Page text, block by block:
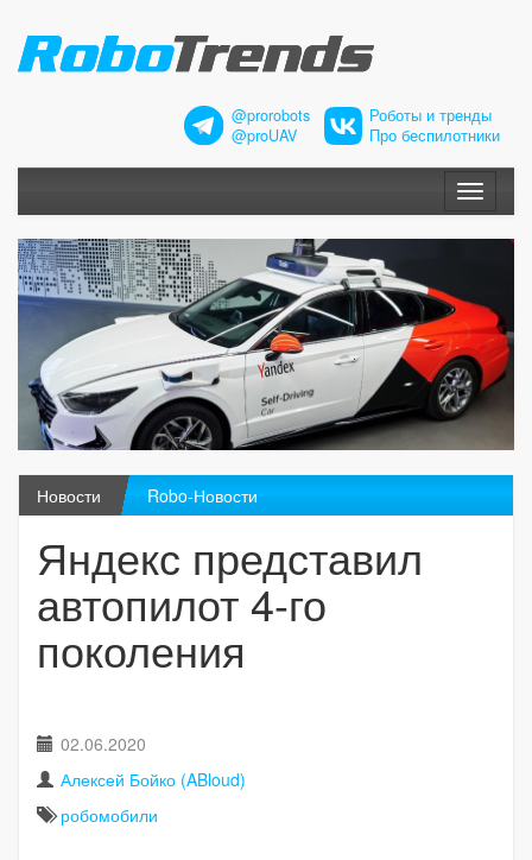
@prorobots
@proUAV
Роботы и тренды
Про беспилотники
Меню
Новости Robo-Новости
Яндекс представил
автопилот 4-го
поколения
02.06.2020
Алексей Бойко (ABloud)
робомобили